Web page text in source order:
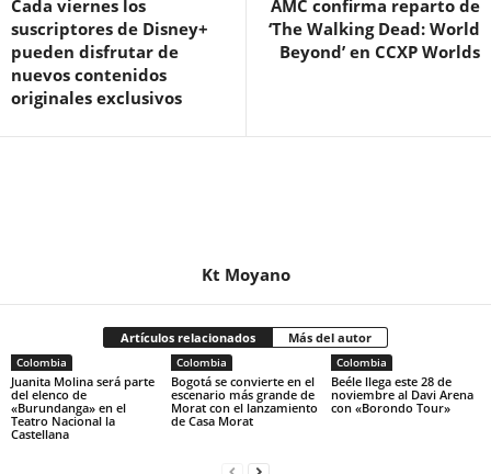
Cada viernes los
suscriptores de Disney+
pueden disfrutar de
nuevos contenidos
originales exclusivos
AMC confirma reparto de
‘The Walking Dead: World
Beyond’ en CCXP Worlds
Kt Moyano
Artículos relacionados Más del autor
Colombia
Juanita Molina será parte
del elenco de
«Burundanga» en el
Teatro Nacional la
Castellana
Colombia
Bogotá se convierte en el
escenario más grande de
Morat con el lanzamiento
de Casa Morat
Colombia
Beéle llega este 28 de
noviembre al Davi Arena
con «Borondo Tour»